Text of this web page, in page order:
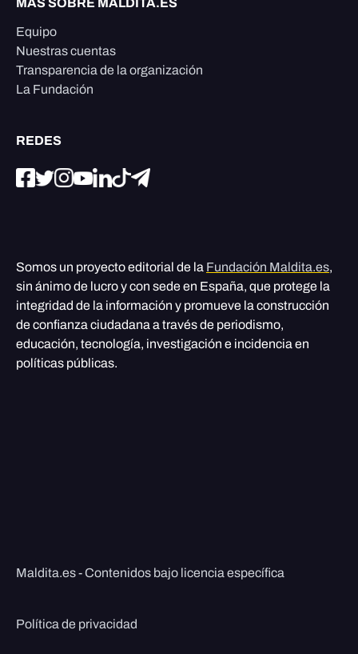
MÁS SOBRE MALDITA.ES
Equipo
Nuestras cuentas
Transparencia de la organización
La Fundación
REDES
Somos un proyecto editorial de la Fundación Maldita.es,
sin ánimo de lucro y con sede en España, que protege la
integridad de la información y promueve la construcción
de confianza ciudadana a través de periodismo,
educación, tecnología, investigación e incidencia en
políticas públicas.
Maldita.es - Contenidos bajo licencia específica
Política de privacidad